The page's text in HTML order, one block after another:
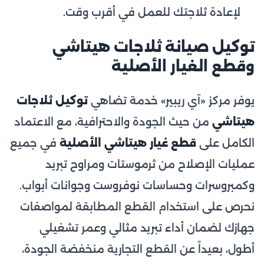
لإعادة ثلاجتك للعمل في أقرب وقت.
توكيل صيانة ثلاجات هيتاشي
وقطع الغيار الأصلية
يوفر مركز «آي ريبير» خدمة تضاهيتوكيل ثلاجات
هيتاشي من حيث الجودة والاحترافية، مع الاعتماد
الكامل على قطع غيار هيتاشي الأصلية في جميع
عمليات الإصلاح من ثرموستات ومراوح تبريد
وكمبروسرات وحساسات نوفروست وجوانات أبواب.
نحرص على استخدام القطع المطابقة لمواصفات
جهازك لضمان أداء تبريد مثالي وعمر تشغيلي
أطول، بعيداً عن القطع التجارية منخفضة الجودة،